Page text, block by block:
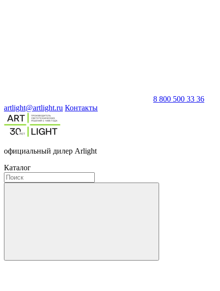
8 800 500 33 36
artlight@artlight.ru Контакты
официальный дилер Arlight
Каталог